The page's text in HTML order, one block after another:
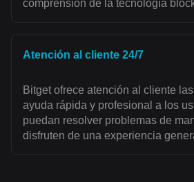
comprensión de la tecnología
Atención al cliente 24/7
Bitget ofrece atención al cliente
ayuda rápida y profesional a los
puedan resolver problemas de
disfruten de una experiencia